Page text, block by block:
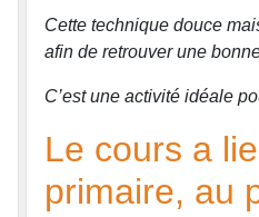
Cette technique douce
afin de retrouver une
C’est une activité idéale
Le cours a
primaire, au